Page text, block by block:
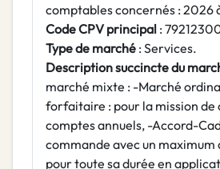
comptables concernés : 2026
Code CPV principal :
Type de marché : Services.
Description succincte du
marché mixte : -Marché
forfaitaire : pour la mission
comptes annuels, -Accord-
commande avec un
pour toute sa durée en